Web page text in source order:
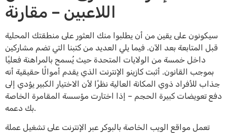
اللاعبين – مقارنة
سيكونون على يقين من أن يطلبوا منك العثور على منطقتك المحلية
قبل المتابعة بعد الآن. فيما يلي العديد من كتبنا التي تضم مشاركين
داخل خمسة من الولايات المتحدة حيث يُسمح بالمراهنة فعليًا
بموجب القانون. أثبت كازينو الإنترنت الذي يقدم أموالًا حقيقية أنه
جذاب للأفراد ذوي المكانة العالية نظرًا لأن الاختيار الكبير يؤدي إلى
دفع تعويضات كبيرة الحجم – إذا اختارت مؤسسة المقامرة الخاصة
بك دعمه.
تعمل مواقع الويب الخاصة بالبوكر عبر الإنترنت على تشغيل عملة